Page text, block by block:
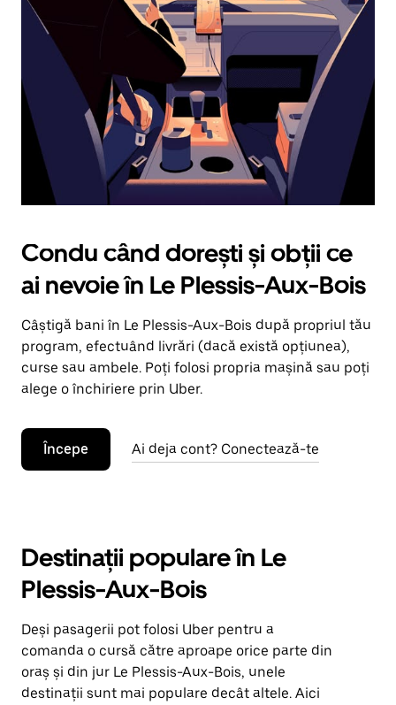
în
jos.
Închide
calendarul
apăsând
pe
butonul
Escape.
Condu când dorești și obții ce
ai nevoie în Le Plessis-Aux-Bois
Câștigă bani în Le Plessis-Aux-Bois după propriul tău
program, efectuând livrări (dacă există opțiunea),
curse sau ambele. Poți folosi propria mașină sau poți
alege o închiriere prin Uber.
Începe Ai deja cont? Conectează-te
Destinații populare în Le
Plessis-Aux-Bois
Deși pasagerii pot folosi Uber pentru a
comanda o cursă către aproape orice parte din
oraș și din jur Le Plessis-Aux-Bois, unele
destinații sunt mai populare decât altele. Aici